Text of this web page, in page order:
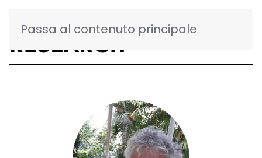
Passa al contenuto principale